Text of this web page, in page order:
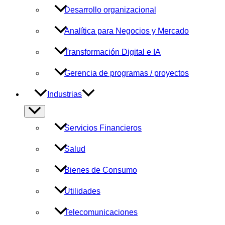
Desarrollo organizacional
Analítica para Negocios y Mercado
Transformación Digital e IA
Gerencia de programas / proyectos
Industrias
Alternar
menú
Servicios Financieros
Salud
Bienes de Consumo
Utilidades
Telecomunicaciones